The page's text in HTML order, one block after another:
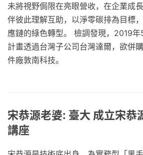
未將視野侷限在亮眼營收，在企業成
伴彼此理解互助，以淨零碳排為目標
應鏈的綠色轉型。 檢調發現，2019
計畫透過台灣子公司台灣達爾，欲併
件廠敦南科技。
宋恭源老婆: 臺大 成立宋恭
講座